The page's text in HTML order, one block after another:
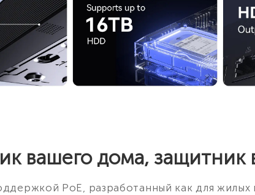
вашего дома, защитник
PoE, разработанный как для